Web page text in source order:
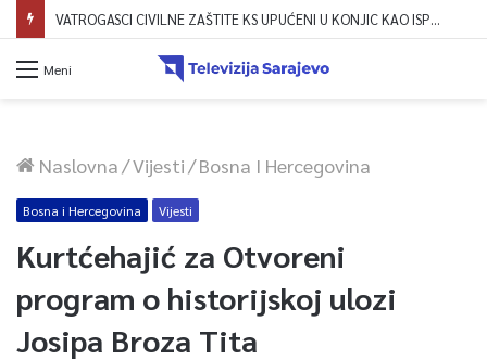
Dova za domovinu i zikir u Ratnoj džamiji: U sklopu manifestacije „Odbrana BiH – Igman 2026“ odana počast herojima
Meni
Naslovna/Vijesti/Bosna I Hercegovina
Bosna i Hercegovina Vijesti
Kurtćehajić za Otvoreni
program o historijskoj ulozi
Josipa Broza Tita